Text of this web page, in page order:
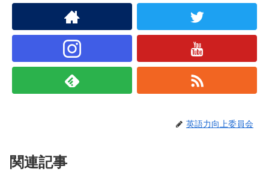
英語力向上委員会
関連記事